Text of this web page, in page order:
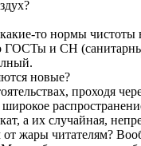
то нормы
и СН
новые?
проходя
а их случайная,
жары читателям?